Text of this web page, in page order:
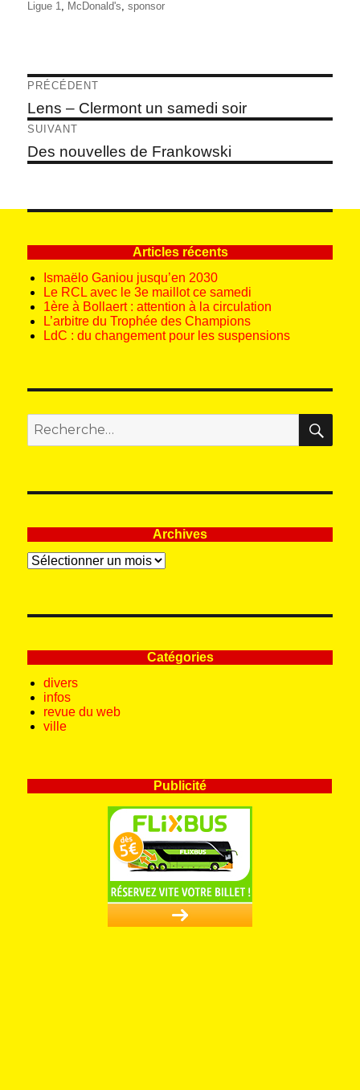
le
Ligue 1, McDonald's,sponsor
Navigation
de
l’article
PRÉCÉDENT
Article
précédent :
Lens – Clermont un samedi soir
SUIVANT
Article
suivant :
Des nouvelles de Frankowski
Articles récents
Ismaëlo Ganiou jusqu’en 2030
Le RCL avec le 3e maillot ce samedi
1ère à Bollaert : attention à la circulation
L’arbitre du Trophée des Champions
LdC : du changement pour les suspensions
pour
:
Archives
Archives
Catégories
divers
infos
revue du web
ville